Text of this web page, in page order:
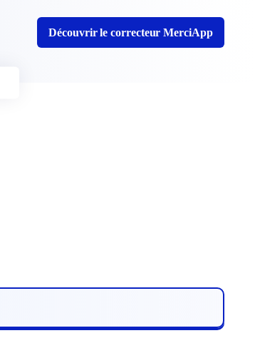
Découvrir le correcteur MerciApp